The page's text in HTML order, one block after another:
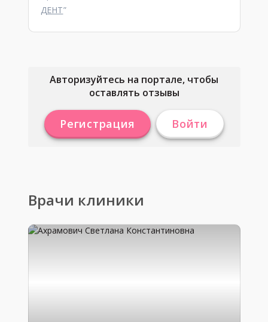
ДЕНТ”
Авторизуйтесь на портале, чтобы
оставлять отзывы
Регистрация Войти
Врачи клиники